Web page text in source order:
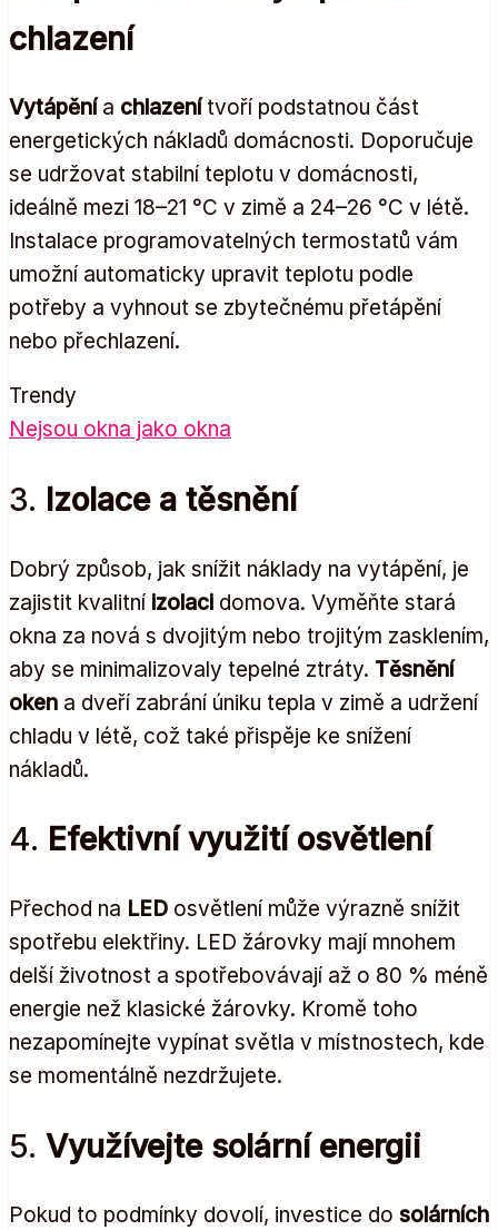
chlazení
Vytápěnía chlazení tvoří podstatnou část
energetických nákladů domácnosti. Doporučuje
se udržovat stabilní teplotu v domácnosti,
ideálně mezi 18–21 °C v zimě a 24–26 °C v létě.
Instalace programovatelných termostatů vám
umožní automaticky upravit teplotu podle
potřeby a vyhnout se zbytečnému přetápění
nebo přechlazení.
Trendy
Nejsou okna jako okna
3. Izolace a těsnění
Dobrý způsob, jak snížit náklady na vytápění, je
zajistit kvalitní izolaci domova. Vyměňte stará
okna za nová s dvojitým nebo trojitým zasklením,
aby se minimalizovaly tepelné ztráty. Těsnění
oken a dveří zabrání úniku tepla v zimě a udržení
chladu v létě, což také přispěje ke snížení
nákladů.
4. Efektivní využití osvětlení
Přechod na LED osvětlení může výrazně snížit
spotřebu elektřiny. LED žárovky mají mnohem
delší životnost a spotřebovávají až o 80 % méně
energie než klasické žárovky. Kromě toho
nezapomínejte vypínat světla v místnostech, kde
se momentálně nezdržujete.
5. Využívejte solární energii
Pokud to podmínky dovolí, investice do solárních